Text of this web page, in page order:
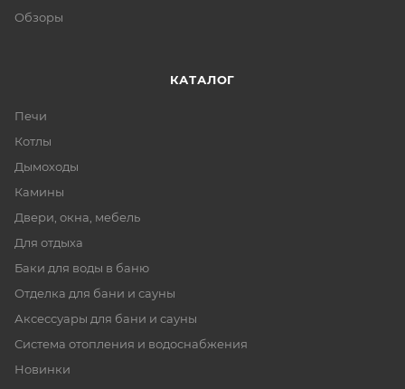
Обзоры
КАТАЛОГ
Печи
Котлы
Дымоходы
Камины
Двери, окна, мебель
Для отдыха
Баки для воды в баню
Отделка для бани и сауны
Аксессуары для бани и сауны
Система отопления и водоснабжения
Новинки